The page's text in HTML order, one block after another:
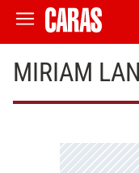
MIRIAM